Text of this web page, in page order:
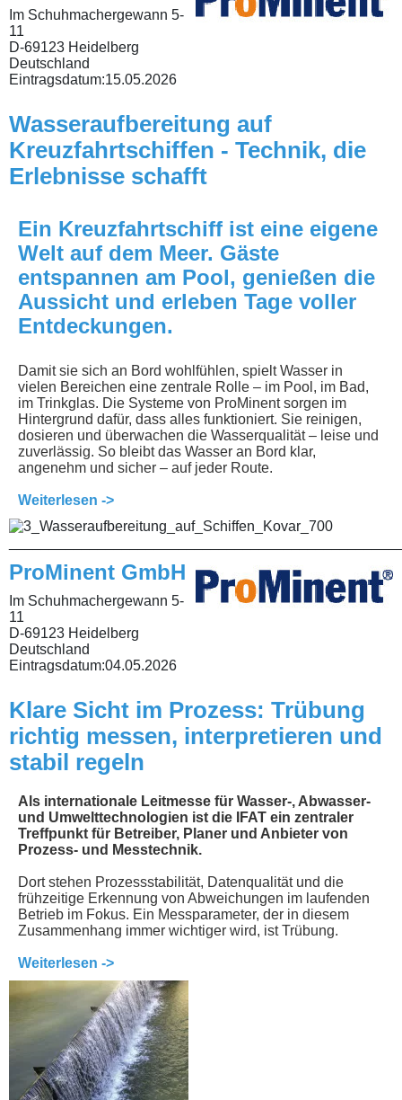
Im Schuhmachergewann 5-
11
D-69123 Heidelberg
Deutschland
Eintragsdatum:15.05.2026
Wasseraufbereitung auf
Kreuzfahrtschiffen - Technik, die
Erlebnisse schafft
Ein Kreuzfahrtschiff ist eine eigene
Welt auf dem Meer. Gäste
entspannen am Pool, genießen die
Aussicht und erleben Tage voller
Entdeckungen.
Damit sie sich an Bord wohlfühlen, spielt Wasser in
vielen Bereichen eine zentrale Rolle – im Pool, im Bad,
im Trinkglas. Die Systeme von ProMinent sorgen im
Hintergrund dafür, dass alles funktioniert. Sie reinigen,
dosieren und überwachen die Wasserqualität – leise und
zuverlässig. So bleibt das Wasser an Bord klar,
angenehm und sicher – auf jeder Route.
Weiterlesen ->
ProMinent GmbH
Im Schuhmachergewann 5-
11
D-69123 Heidelberg
Deutschland
Eintragsdatum:04.05.2026
Klare Sicht im Prozess: Trübung
richtig messen, interpretieren und
stabil regeln
Als internationale Leitmesse für Wasser-, Abwasser-
und Umwelttechnologien ist die IFAT ein zentraler
Treffpunkt für Betreiber, Planer und Anbieter von
Prozess- und Messtechnik.
Dort stehen Prozessstabilität, Datenqualität und die
frühzeitige Erkennung von Abweichungen im laufenden
Betrieb im Fokus. Ein Messparameter, der in diesem
Zusammenhang immer wichtiger wird, ist Trübung.
Weiterlesen ->